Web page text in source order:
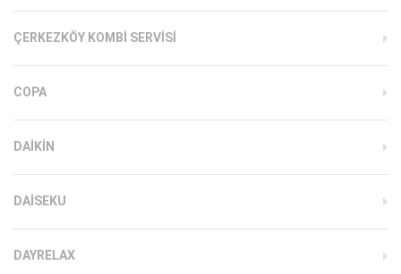
ÇERKEZKÖY KOMBI SERVISI
COPA
DAIKIN
DAISEKU
DAYRELAX